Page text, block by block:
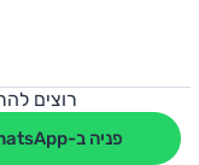
רוצים
פניה ב-WhatsApp